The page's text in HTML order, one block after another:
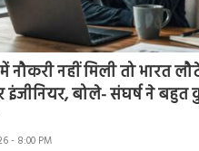
नौकरी नहीं मिली तो भारत
इंजीनियर, बोले- संघर्ष ने
- 8:00 PM